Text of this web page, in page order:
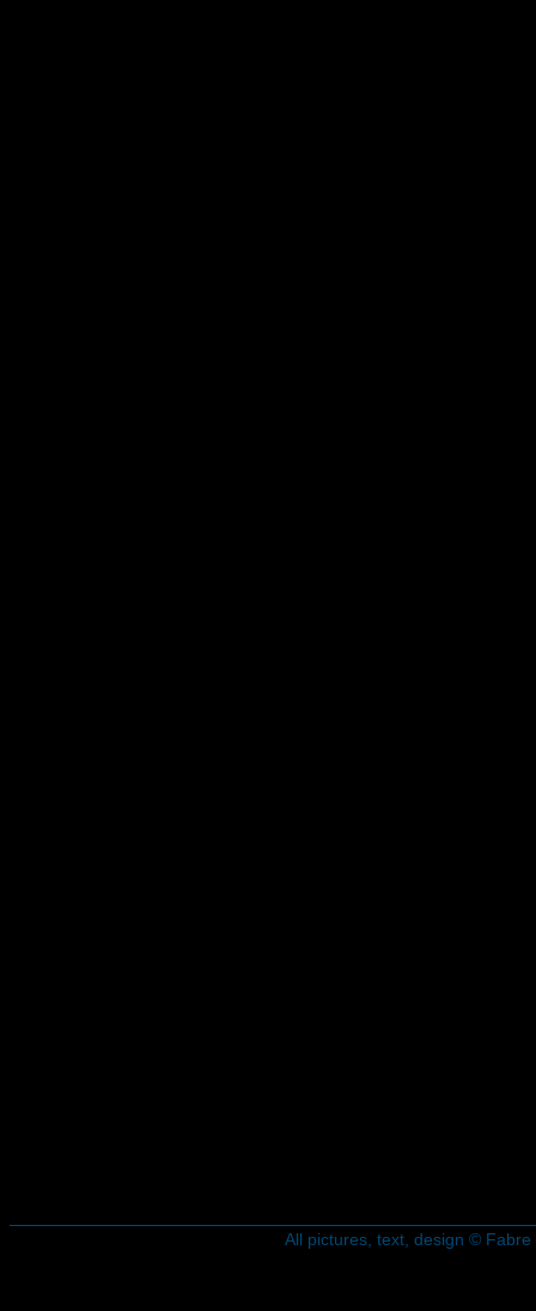
All pictures, text, design ©